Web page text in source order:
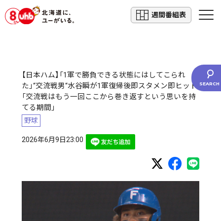
週間番組表
【日本ハム】「1軍で勝負できる状態にはしてこられ
た」“交流戦男“水谷瞬が1軍復帰後即スタメン即ヒット
「交流戦はもう一回ここから巻き返すという思いを持
てる期間」
野球
2026年6月9日23:00